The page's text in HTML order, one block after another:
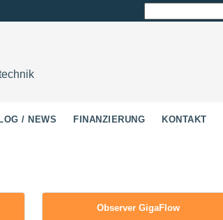
nach:
/ NEWS FINANZIERUNG KONTAKT
Observer GigaFlow